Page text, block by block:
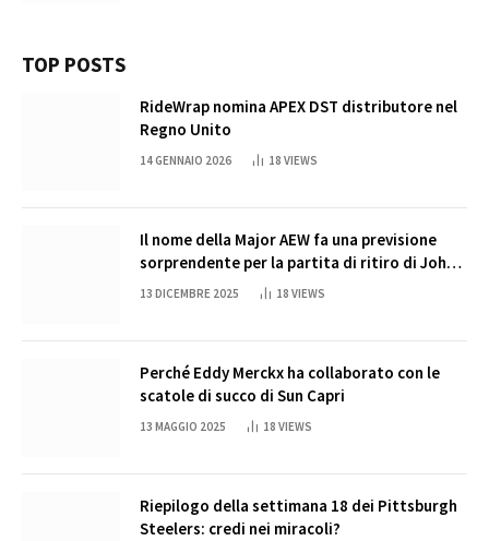
TOP POSTS
RideWrap nomina APEX DST distributore nel
Regno Unito
14 GENNAIO 2026 18 VIEWS
Il nome della Major AEW fa una previsione
sorprendente per la partita di ritiro di John
Cena
13 DICEMBRE 2025 18 VIEWS
Perché Eddy Merckx ha collaborato con le
scatole di succo di Sun Capri
13 MAGGIO 2025 18 VIEWS
Riepilogo della settimana 18 dei Pittsburgh
Steelers: credi nei miracoli?